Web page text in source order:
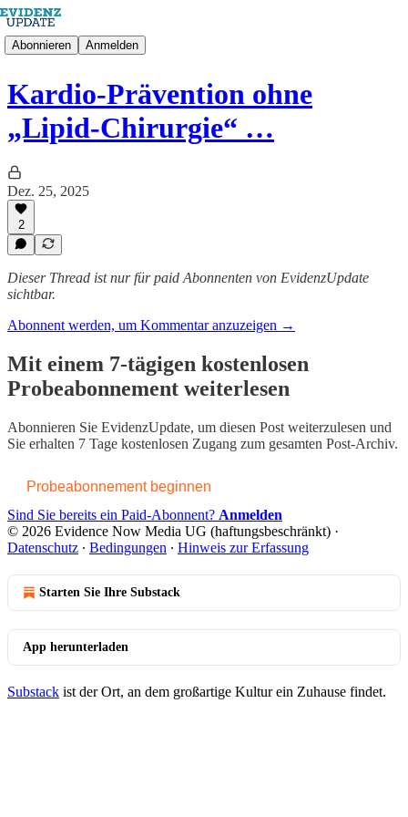
Abonnieren Anmelden
Kardio-Prävention ohne
„Lipid-Chirurgie“ …
Dez. 25, 2025
2
Dieser Thread ist nur für paid Abonnenten von EvidenzUpdate
sichtbar.
Abonnent werden, um Kommentar anzuzeigen →
Mit einem 7-tägigen kostenlosen
Probeabonnement weiterlesen
Abonnieren Sie EvidenzUpdate, um diesen Post weiterzulesen und
Sie erhalten 7 Tage kostenlosen Zugang zum gesamten Post-Archiv.
Probeabonnement beginnen
Sind Sie bereits ein Paid-Abonnent? Anmelden
© 2026 Evidence Now Media UG (haftungsbeschränkt) ·
Datenschutz ∙ Bedingungen ∙ Hinweis zur Erfassung
Starten Sie Ihre Substack
App herunterladen
Substack ist der Ort, an dem großartige Kultur ein Zuhause findet.